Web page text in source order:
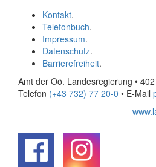
Kontakt.
Telefonbuch.
Impressum.
Datenschutz.
Barrierefreiheit.
Amt der Oö. Landesregierung •
Telefon (+43 732) 77 20-0 • E-Mail